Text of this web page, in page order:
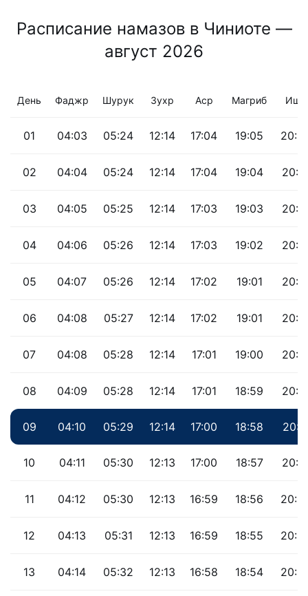
Расписание намазов в Чиниоте —
август 2026
День Фаджр Шурук Зухр Аср Магриб Иша
01 04:03 05:24 12:14 17:04 19:05
02 04:04 05:24 12:14 17:04 19:04
03 04:05 05:25 12:14 17:03 19:03
04 04:06 05:26 12:14 17:03 19:02
05 04:07 05:26 12:14 17:02 19:01
06 04:08 05:27 12:14 17:02 19:01
07 04:08 05:28 12:14 17:01 19:00
08 04:09 05:28 12:14 17:01 18:59
09 04:10 05:29 12:14 17:00 18:58 20:11
10 04:11 05:30 12:13 17:00 18:57
11 04:12 05:30 12:13 16:59 18:56
12 04:13 05:31 12:13 16:59 18:55
13 04:14 05:32 12:13 16:58 18:54